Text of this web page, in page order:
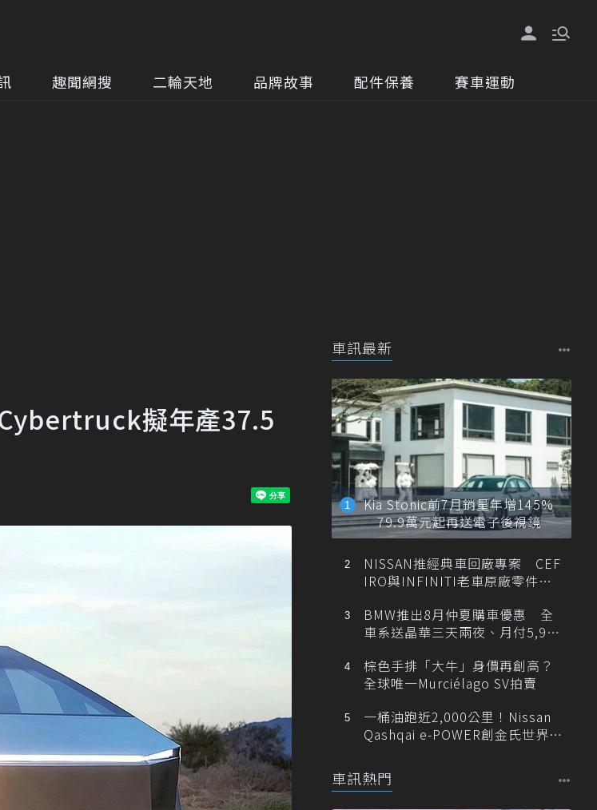
趣聞網搜 二輪天地 品牌故事 配件保養 賽車運動
擬年產37.5
車訊最新
Kia Stonic前7月銷量年增145%
79.9萬元起再送電子後視鏡
NISSAN推經典車回廠專案 CEF
IRO與INFINITI老車原廠零件最
BMW推出8月仲夏購車優惠 全
車系送晶華三天兩夜、月付5,900
棕色手排「大牛」身價再創高？
全球唯一Murciélago SV拍賣
一桶油跑近2,000公里！Nissan
Qashqai e-POWER創金氏世界紀
車訊熱門